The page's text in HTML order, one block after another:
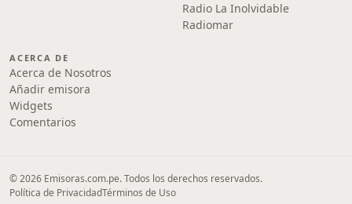
Radio La Inolvidable
Radiomar
ACERCA DE
Acerca de Nosotros
Añadir emisora
Widgets
Comentarios
© 2026 Emisoras.com.pe. Todos los derechos reservados.
Política de PrivacidadTérminos de Uso